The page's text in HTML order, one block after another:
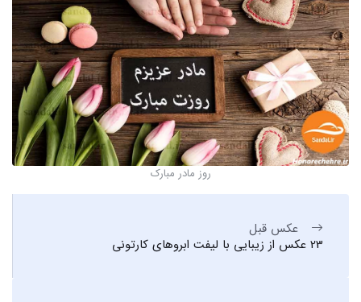
روز مادر مبارک
عکس قبل
23 عکس از زیبایی با لیفت ابروهای کارتونی